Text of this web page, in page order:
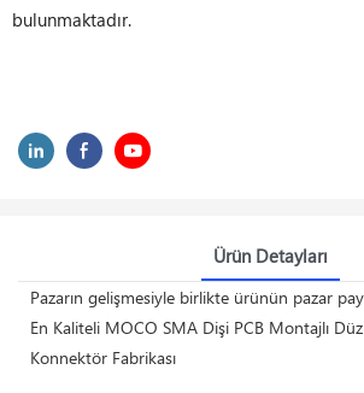
bulunmaktadır.
Ürün Detayları
Pazarın gelişmesiyle birlikte ürünün pazar
En Kaliteli MOCO SMA Dişi PCB Montajlı
Konnektör Fabrikası